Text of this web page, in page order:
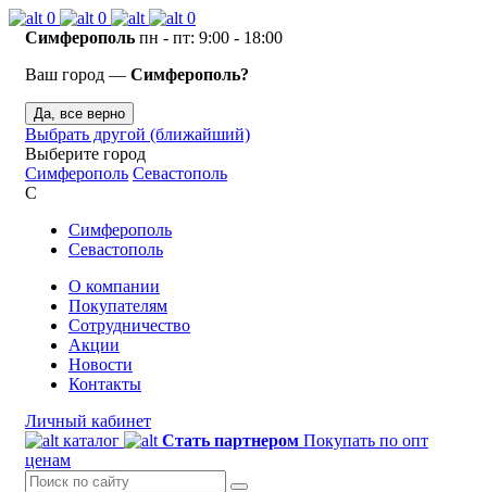
0 0
0
Симферополь пн - пт: 9:00 - 18:00
Ваш город — Симферополь?
Да, все верно
Выбрать другой (ближайший)
Выберите город
Симферополь Севастополь
С
Симферополь
Севастополь
О компании
Покупателям
Сотрудничество
Акции
Новости
Контакты
Личный кабинет
каталог
Стать партнером Покупать по опт
ценам